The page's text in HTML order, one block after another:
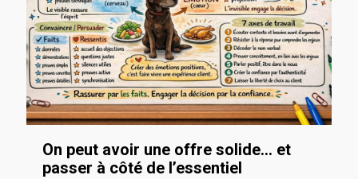
On peut avoir une offre solide… et
passer à côté de l’essentiel